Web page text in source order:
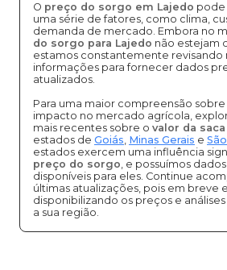
O preço do sorgo em Lajedo pode
uma série de fatores, como clima,
demanda de mercado. Embora no
do sorgo para Lajedo não estejam
estamos constantemente revisando
informações para fornecer dados
atualizados.
Para uma maior compreensão sobre
impacto no mercado agrícola,
mais recentes sobre o valor da
estados de Goiás, Minas Gerais e
estados exercem uma influência
preço do sorgo, e possuímos
disponíveis para eles. Continue
últimas atualizações, pois em breve
disponibilizando os preços e
a sua região.